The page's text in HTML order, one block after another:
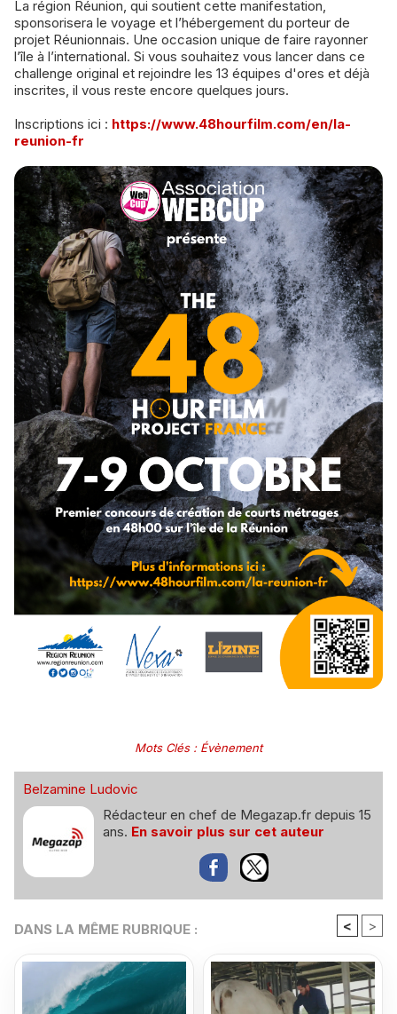
La région Réunion, qui soutient cette manifestation,
sponsorisera le voyage et l’hébergement du porteur de
projet Réunionnais. Une occasion unique de faire rayonner
l’île à l’international. Si vous souhaitez vous lancer dans ce
challenge original et rejoindre les 13 équipes d'ores et déjà
inscrites, il vous reste encore quelques jours.
Inscriptions ici : https://www.48hourfilm.com/en/la-
reunion-fr
Mots Clés: Évènement
Belzamine Ludovic
Rédacteur en chef de Megazap.fr depuis 15
ans. En savoir plus sur cet auteur
DANS LA MÊME RUBRIQUE : < >